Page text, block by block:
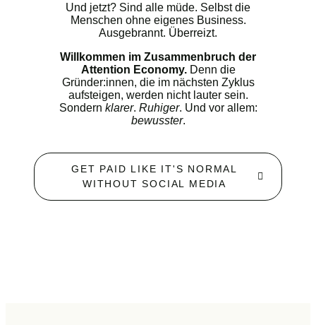
Und jetzt? Sind alle müde. Selbst die
Menschen ohne eigenes Business.
Ausgebrannt. Überreizt.
Willkommen im Zusammenbruch der
Attention Economy.Denn die
Gründer:innen, die im nächsten Zyklus
aufsteigen, werden nicht lauter sein.
Sondern klarer. Ruhiger. Und vor allem:
bewusster.
GET PAID LIKE IT'S NORMAL
WITHOUT SOCIAL MEDIA